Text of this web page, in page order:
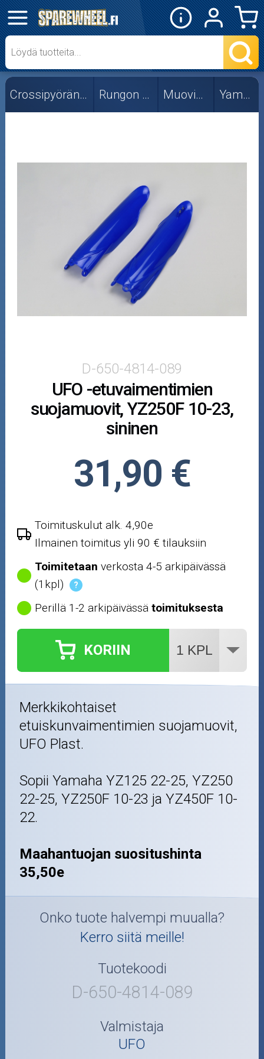
✕
Mopon osat
Skootterin osat
Crossipyörän osat
Mönkijän osat
Puutarha ja metsä
Öljyt ja kemikaalit
Työkalut
Crossipyörän osat Rungon osat Muoviosat Yamaha
D-650-4814-089
UFO -etuvaimentimien
suojamuovit, YZ250F 10-23,
sininen
31,90 €
Toimituskulut alk. 4,90e
Ilmainen toimitus yli 90 € tilauksiin
Toimitetaan verkosta 4-5 arkipäivässä
(1kpl)
?
Perillä 1-2 arkipäivässätoimituksesta
KORIIN
Merkkikohtaiset
etuiskunvaimentimien suojamuovit,
UFO Plast.
Sopii Yamaha YZ125 22-25, YZ250
22-25, YZ250F 10-23 ja YZ450F 10-
22.
Maahantuojan suositushinta
35,50e
Onko tuote halvempi muualla?
Kerro siitä meille!
Tuotekoodi
D-650-4814-089
Valmistaja
UFO